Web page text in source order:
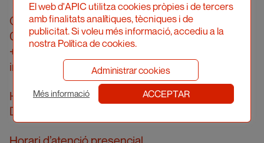
Carrer Londres, 96, pral. 2a
08036 Barcelona
+34 934 161 474
info@apic.cat
Horari d’atenció telefònica
De dilluns a divendres de 10 a 14h
El web d'APIC utilitza cookies pròpies i de tercers
amb finalitats analítiques, tècniques i de
publicitat. Si voleu més informació, accediu a la
nostra Política de cookies.
Administrar cookies
Més informació ACCEPTAR